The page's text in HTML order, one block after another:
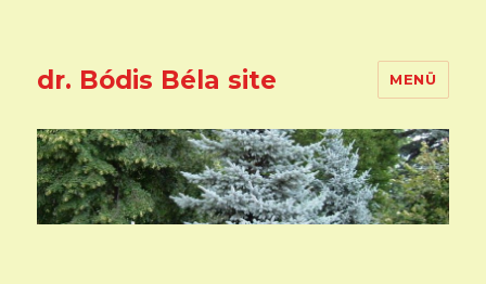
dr. Bódis Béla site MENÜ